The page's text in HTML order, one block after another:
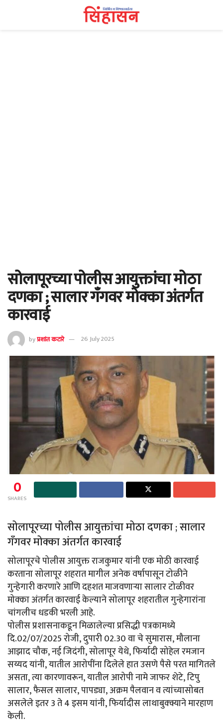
सोलापूरच्या पोलीस आयुक्तांचा मोठा
दणका ; सालार गॅंगवर मोक्का अंतर्गत
कारवाई
byप्रशांत कटारे 26 July 2025
0
SHARES
सोलापूरच्या पोलीस आयुक्तांचा मोठा दणका ; सालार
गॅंगवर मोक्का अंतर्गत कारवाई
सोलापूरचे पोलीस आयुक्त राजकुमार यांनी एक मोठी कारवाई
करताना सोलापूर शहरात मागील अनेक वर्षापासून टोळीने
गुन्हेगारी करणारे आणि दहशत माजवणाऱ्या सालार टोळीवर
मोक्का अंतर्गत कारवाई केल्याने सोलापूर शहरातील गुन्हेगारांना
चांगलीच धडकी भरली आहे.
पोलीस प्रशासनाकडून मिळालेल्या प्रसिद्धी पत्रकामध्ये
दि.02/07/2025 रोजी, दुपारी 02.30 वा चे सुमारास, मौलाना
आझाद चौक, नई जिदंगी, सोलापूर येथे, फिर्यादी सोहेल रमजान
सय्यद यांनी, यातील आरोपींना दिलेले हात उसणे पैसे परत मागितले
असता, त्या कारणावरून, यातील आरोपी नामे जाफर शेटे, टिपु
सालार, फैसल सालार, पापड्या, अक्रम पैलवान व त्यांच्यासोबत
असलेले इतर 3 ते 4 इसम यांनी, फिर्यादीस लाथाबुक्क्याने मारहाण
केली.